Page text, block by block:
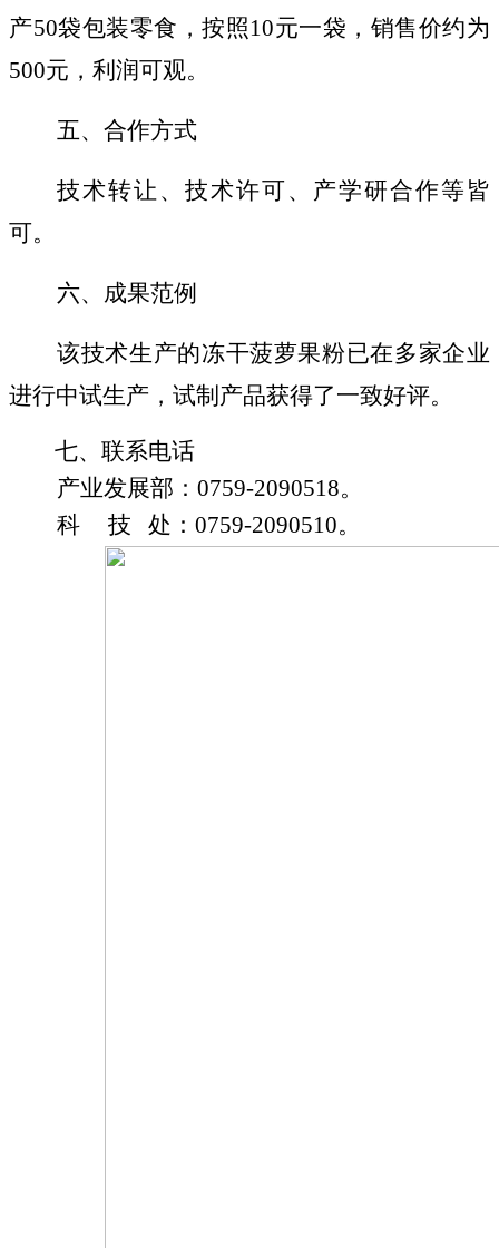
产50袋包装零食，按照10元一袋，销售价约为
500元，利润可观。
五、合作方式
技术转让、技术许可、产学研合作等皆
可。
六、成果范例
该技术生产的冻干菠萝果粉已在多家企业
进行中试生产，试制产品获得了一致好评。
七、联系电话
产业发展部： 0759-2090518。
科
技 处： 0759-2090510。